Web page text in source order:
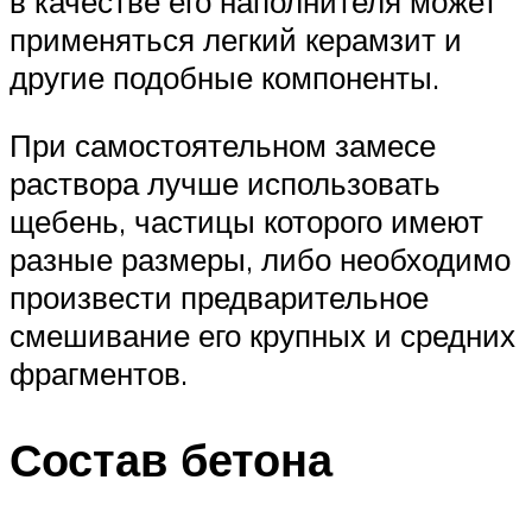
применяться легкий керамзит и
другие подобные компоненты.
При самостоятельном замесе
раствора лучше использовать
щебень, частицы которого имеют
разные размеры, либо необходимо
произвести предварительное
смешивание его крупных и средних
фрагментов.
Состав бетона